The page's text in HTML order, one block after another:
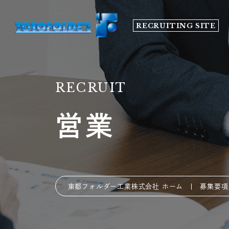
RECRUITING SITE
RECRUIT
営業
東都フォルダー工業株式会社 ホーム 募集要項